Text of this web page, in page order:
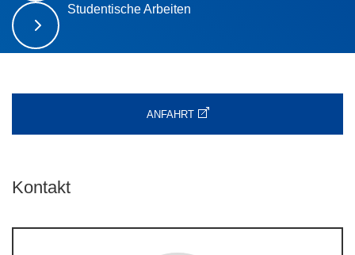
Studentische Arbeiten
ANFAHRT
Kontakt